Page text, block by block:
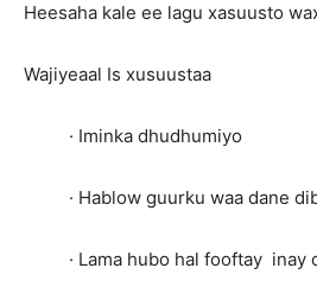
Heesaha kale ee lagu xasuusto
Wajiyeaal Is xusuustaa
· Iminka dhudhumiyo
· Hablow guurku waa dane
· Lama hubo hal fooftay inay